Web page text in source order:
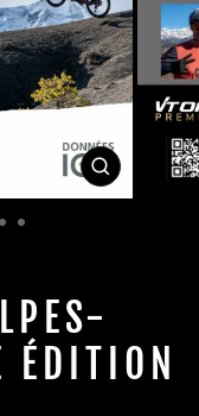
CLOSE
(ESC)